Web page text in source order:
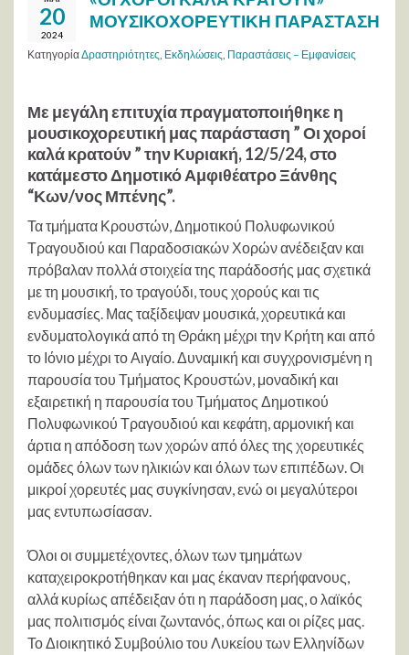
20
2024
ΜΟΥΣΙΚΟΧΟΡΕΥΤΙΚΗ ΠΑΡΑΣΤΑΣΗ
ΚατηγορίαΔραστηριότητες, Εκδηλώσεις, Παραστάσεις – Εμφανίσεις
Με μεγάλη επιτυχία πραγματοποιήθηκε η
μουσικοχορευτική μας παράσταση ” Οι χοροί
καλά κρατούν ” την Κυριακή, 12/5/24, στο
κατάμεστο Δημοτικό Αμφιθέατρο Ξάνθης
“Κων/νος Μπένης”.
Τα τμήματα Κρουστών, Δημοτικού Πολυφωνικού
Τραγουδιού και Παραδοσιακών Χορών ανέδειξαν και
πρόβαλαν πολλά στοιχεία της παράδοσής μας σχετικά
με τη μουσική, το τραγούδι, τους χορούς και τις
ενδυμασίες. Μας ταξίδεψαν μουσικά, χορευτικά και
ενδυματολογικά από τη Θράκη μέχρι την Κρήτη και από
το Ιόνιο μέχρι το Αιγαίο. Δυναμική και συγχρονισμένη η
παρουσία του Τμήματος Κρουστών, μοναδική και
εξαιρετική η παρουσία του Τμήματος Δημοτικού
Πολυφωνικού Τραγουδιού και κεφάτη, αρμονική και
άρτια η απόδοση των χορών από όλες της χορευτικές
ομάδες όλων των ηλικιών και όλων των επιπέδων. Οι
μικροί χορευτές μας συγκίνησαν, ενώ οι μεγαλύτεροι
μας εντυπωσίασαν.
Όλοι οι συμμετέχοντες, όλων των τμημάτων
καταχειροκροτήθηκαν και μας έκαναν περήφανους,
αλλά κυρίως απέδειξαν ότι η παράδοση μας, ο λαϊκός
μας πολιτισμός είναι ζωντανός, όπως και οι ρίζες μας.
Το Διοικητικό Συμβούλιο του Λυκείου των Ελληνίδων